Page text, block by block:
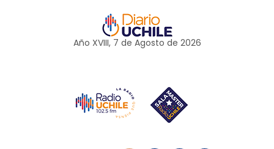
Año XVIII, 7 de Agosto de 2026